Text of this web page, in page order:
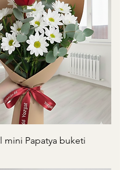
mini Papatya buketi